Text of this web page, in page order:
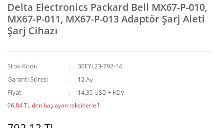
Delta Electronics Packard Bell MX67-P-010,
MX67-P-011, MX67-P-013 Adaptör Şarj Aleti
Şarj Cihazı
Stok Kodu 30EYL23-792-14
Garanti Süresi 12 Ay
Fiyat
14,35 USD + KDV
96,84 TL den başlayan taksitlerle!!